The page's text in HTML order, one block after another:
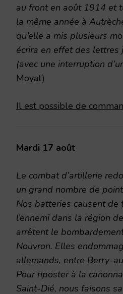
au front en août 1914 et
la même année à
qu’elle a mis plusieurs
écrira en effet des lettres
(avec une interruption
Moyat)
Il est possible de
Mardi 17 août
Le combat d’artillerie
un grand nombre de
Nos batteries causent de
l’ennemi dans la région
arrêtent le
Nouvron. Elles
allemands, entre Berry-
Pour riposter à la
Saint-Dié, nous faisons